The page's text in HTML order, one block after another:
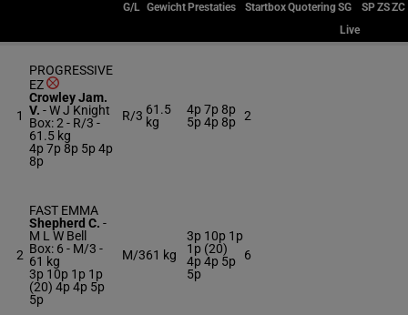
G/L Gewicht Prestaties StartboxQuoteringSG SPZSZC
Live
1
PROGRESSIVE
EZ
Crowley Jam.
V. -W J Knight
Box: 2 - R/3 -
61.5 kg
4p 7p 8p 5p 4p
8p
R/3 61.5
kg
4p 7p 8p
5p 4p 8p
2
2
FAST EMMA
Shepherd C. -
M L W Bell
Box: 6 - M/3 -
61 kg
3p 10p 1p 1p
(20) 4p 4p 5p
5p
M/361 kg
3p 10p 1p
1p (20)
4p 4p 5p
5p
6